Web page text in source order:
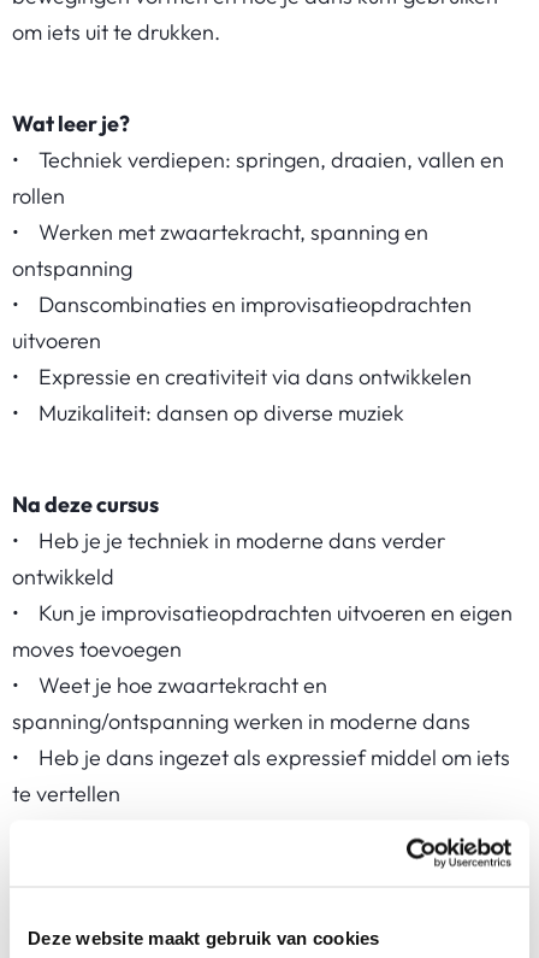
Deze website maakt gebruik van cookies
om iets uit te drukken.
Wat leer je?
• Techniek verdiepen: springen, draaien, vallen en
rollen
• Werken met zwaartekracht, spanning en
ontspanning
• Danscombinaties en improvisatieopdrachten
uitvoeren
• Expressie en creativiteit via dans ontwikkelen
• Muzikaliteit: dansen op diverse muziek
Na deze cursus
• Heb je je techniek in moderne dans verder
ontwikkeld
• Kun je improvisatieopdrachten uitvoeren en eigen
moves toevoegen
• Weet je hoe zwaartekracht en
spanning/ontspanning werken in moderne dans
• Heb je dans ingezet als expressief middel om iets
te vertellen